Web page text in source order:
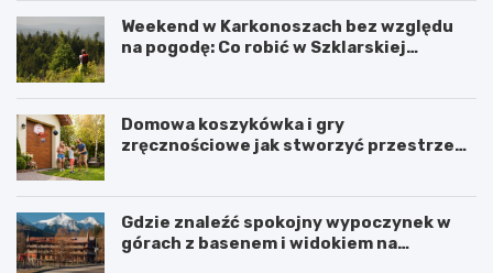
Weekend w Karkonoszach bez względu
na pogodę: Co robić w Szklarskiej
Domowa koszykówka i gry
zręcznościowe jak stworzyć przestrzeń
Gdzie znaleźć spokojny wypoczynek w
górach z basenem i widokiem na